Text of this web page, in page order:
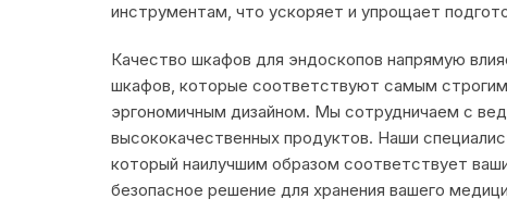
инструментам, что ускоряет и упрощает
Качество шкафов для эндоскопов напрямую
шкафов, которые соответствуют самым
эргономичным дизайном. Мы сотрудничаем с
высококачественных продуктов. Наши
который наилучшим образом соответствует
безопасное решение для хранения вашего